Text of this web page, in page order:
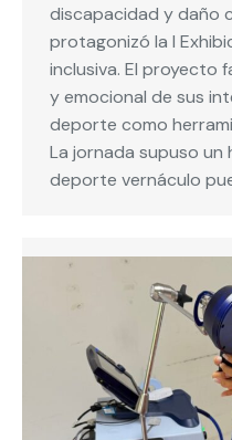
discapacidad y daño
protagonizó la I
inclusiva. El proyecto
y emocional de sus
deporte como
La jornada supuso
deporte vernáculo